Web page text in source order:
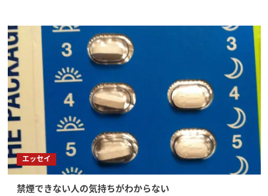
エッセイ
禁煙できない人の気持ちがわからない